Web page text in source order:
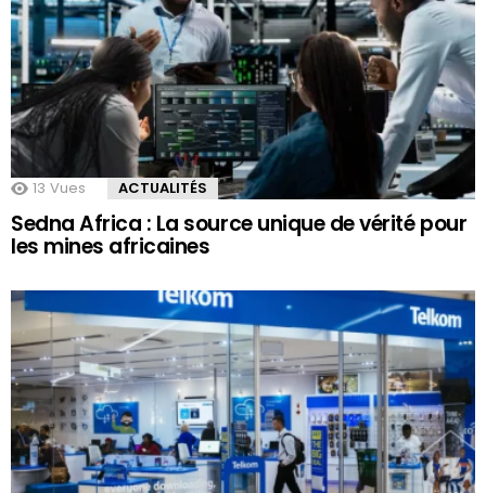
13 Vues ACTUALITÉS
Sedna Africa : La source unique de vérité pour
les mines africaines